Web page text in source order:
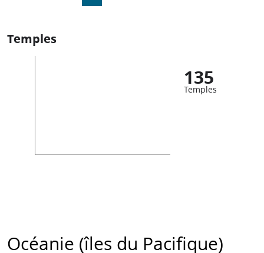
Temples
135
Temples
Océanie (îles du Pacifique)